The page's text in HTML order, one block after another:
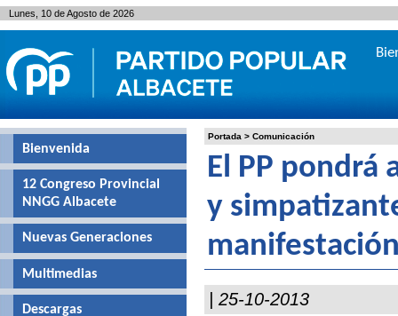
Portada > Comunicación
El PP pondrá
y
| 25-10-2013
Bienvenida
12 Congreso Provincial
NNGG Albacete
Nuevas Generaciones
Multimedias
Descargas
Lunes, 10 de Agosto de 2026